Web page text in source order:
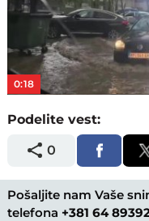
0:18
Podelite vest:
0
Pošaljite nam Vaše
telefona +381 64